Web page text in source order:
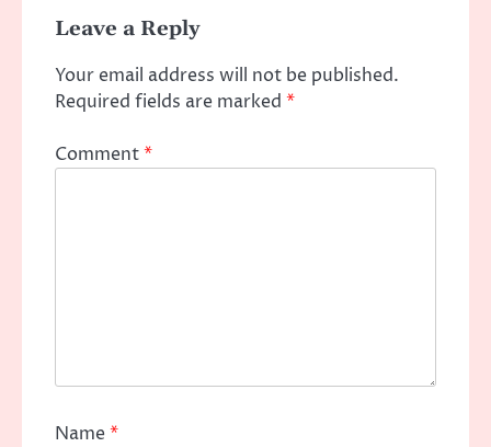
Leave a Reply
Your email address will not be published.
Required fields are marked *
Comment*
Name*